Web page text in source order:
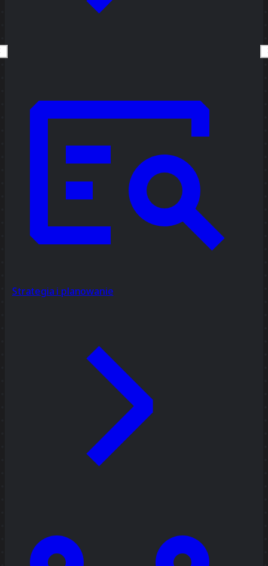
Strategia i planowanie